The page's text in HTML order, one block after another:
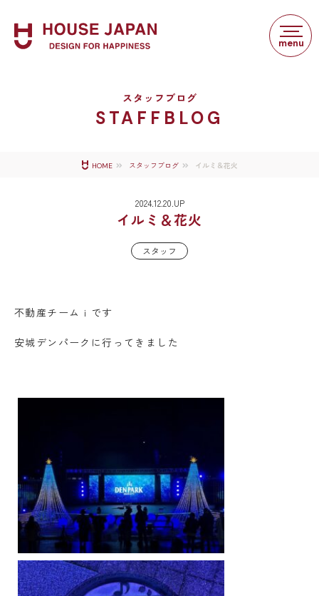
スタッフブログ
STAFFBLOG
HOME スタッフブログ イルミ＆花火
2024.12.20.UP
イルミ＆花火
スタッフ
不動産チームｉです
安城デンパークに行ってきました